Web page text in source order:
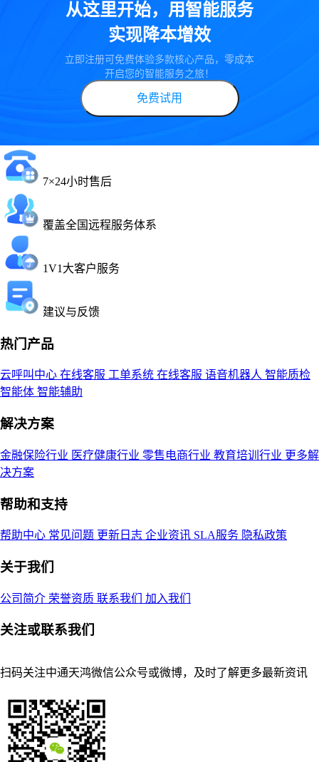
从这里开始，用智能服务
实现降本增效
立即注册可免费体验多款核心产品，零成本
开启您的智能服务之旅！
免费试用
7×24小时售后
覆盖全国远程服务体系
1V1大客户服务
建议与反馈
热门产品
云呼叫中心 在线客服 工单系统 在线客服 语音机器人 智能质检
智能体 智能辅助
解决方案
金融保险行业 医疗健康行业 零售电商行业 教育培训行业 更多解
决方案
帮助和支持
帮助中心 常见问题 更新日志 企业资讯 SLA服务 隐私政策
关于我们
公司简介 荣誉资质 联系我们 加入我们
关注或联系我们
扫码关注中通天鸿微信公众号或微博，及时了解更多最新资讯